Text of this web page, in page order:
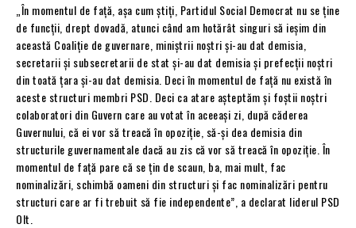
„În momentul de faţă, aşa cum ştiţi, Partidul Social Democrat nu se ţine
de funcţii, drept dovadă, atunci când am hotărât singuri să ieşim din
această Coaliţie de guvernare, miniştrii noştri şi-au dat demisia,
secretarii şi subsecretarii de stat şi-au dat demisia şi prefecţii noştri
din toată ţara şi-au dat demisia. Deci în momentul de faţă nu există în
aceste structuri membri PSD. Deci ca atare aşteptăm şi foştii noştri
colaboratori din Guvern care au votat în aceeaşi zi, după căderea
Guvernului, că ei vor să treacă în opoziţie, să-şi dea demisia din
structurile guvernamentale dacă au zis că vor să treacă în opoziţie. În
momentul de faţă pare că se ţin de scaun, ba, mai mult, fac
nominalizări, schimbă oameni din structuri şi fac nominalizări pentru
structuri care ar fi trebuit să fie independente”, a declarat liderul PSD
Olt.